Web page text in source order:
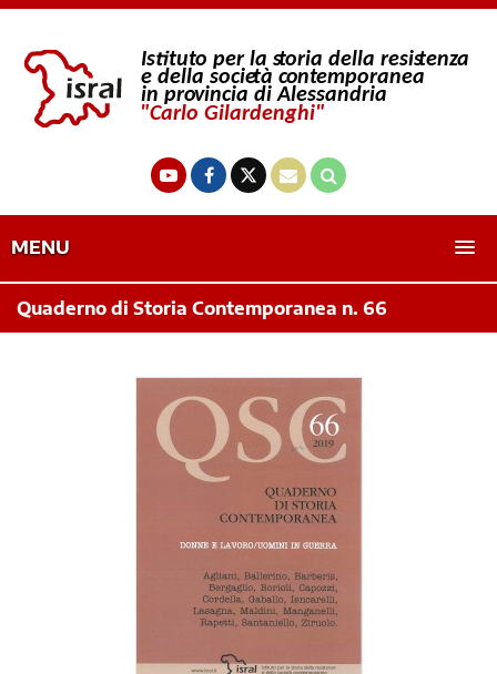
MENU
Quaderno di Storia Contemporanea n. 66